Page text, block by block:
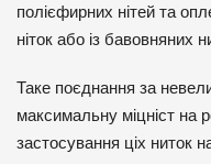
полієфирних нітей та
ніток або із бавовняних
Таке поєднання за
максимальну міцніст на
застосування ціх ниток